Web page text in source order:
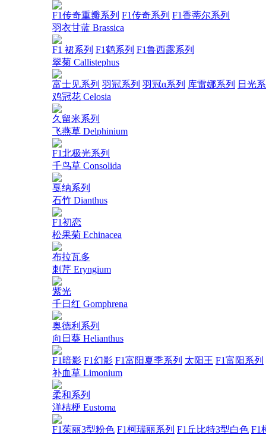
F1传奇重瓣系列 F1传奇系列 F1香蒂尔系列
羽衣甘蓝 Brassica
F1 裙系列 F1鹤系列 F1鲁西露系列
翠菊 Callistephus
富士见系列 羽冠系列 羽冠α系列 库雷娜系列
日光
鸡冠花 Celosia
久留米系列
飞燕草 Delphinium
F1北极光系列
千鸟草 Consolida
戛纳系列
石竹 Dianthus
F1初恋
松果菊 Echinacea
布拉瓦多
刺芹 Eryngium
紫光
千日红 Gomphrena
奥德利系列
向日葵 Helianthus
F1暗影 F1幻影 F1富阳夏季系列 太阳王 F1富阳系列
补血草 Limonium
柔和系列
洋桔梗 Eustoma
F1茱丽3型粉色 F1柯瑞丽系列 F1丘比特3型白色 F1